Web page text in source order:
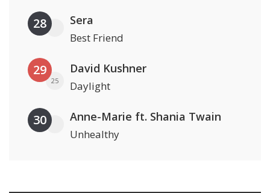
28 Sera
Best Friend
29
25
David Kushner
Daylight
30 Anne-Marie ft. Shania Twain
Unhealthy